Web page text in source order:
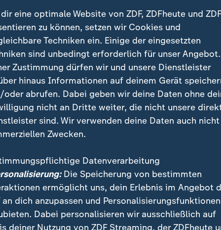
"Es wird einen deutlichen Sieg für Deutschland
Coach Faé beendete eigene
erwarten, dass es losgeht. Das ist ein großer
Nationaltrainer Emerse Faé, der zwar zuerst
aber im eigenen Land hoch angesehen wird.
des laufenden Afrika-Cups als Cheftrainer
Renard aufrückte - und am Ende den frenetisch
konnte. Sein Verantwortungsbewusstsein ist groß,
bereits mit 28 Jahren die aktive Karriere
eine optimale Website von ZDF, ZDFheute und
zu können, setzen wir Cookies und
Techniken ein. Einige der eingesetzten
sind unbedingt erforderlich für unser
Zustimmung dürfen wir und unsere Dienstleister
hinaus Informationen auf deinem Gerät
oder abrufen. Dabei geben wir deine Daten ohne
nicht an Dritte weiter, die nicht unsere
sind. Wir verwenden deine Daten auch nicht
Zwecken.
Datenverarbeitung
Die Speicherung von bestimmten
ermöglicht uns, dein Erlebnis im Angebot
an dich anzupassen und Personalisierungsfunktionen
Dabei personalisieren wir ausschließlich auf
deiner Nutzung von ZDF Streaming, der ZDFheute